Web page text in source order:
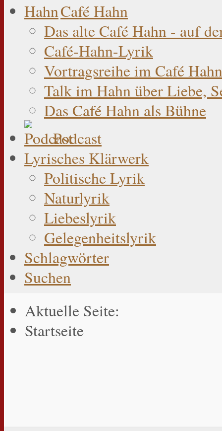
Café Hahn
Das alte Café Hahn - auf
Café-Hahn-Lyrik
Vortragsreihe im Café
Talk im Hahn über Liebe,
Das Café Hahn als Bühne
Podcast
Lyrisches Klärwerk
Politische Lyrik
Naturlyrik
Liebeslyrik
Gelegenheitslyrik
Schlagwörter
Suchen
Aktuelle Seite:
Startseite